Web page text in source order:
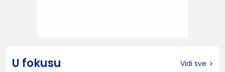
U fokusu Vidi sve